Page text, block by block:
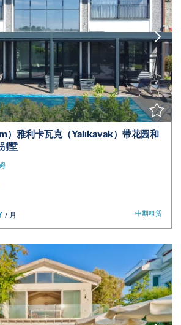
）雅利卡瓦克（Yalıkavak）带花园和
墅
/ 月 中期租赁